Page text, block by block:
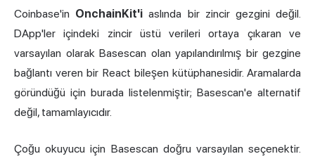
Coinbase'in OnchainKit'i aslında bir zincir gezgini değil.
DApp'ler içindeki zincir üstü verileri ortaya çıkaran ve
varsayılan olarak Basescan olan yapılandırılmış bir gezgine
bağlantı veren bir React bileşen kütüphanesidir. Aramalarda
göründüğü için burada listelenmiştir; Basescan'e alternatif
değil, tamamlayıcıdır.
Çoğu okuyucu için Basescan doğru varsayılan seçenektir.